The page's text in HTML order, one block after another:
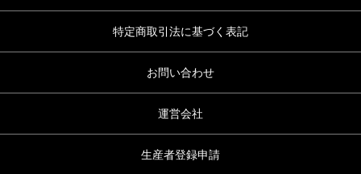
特定商取引法に基づく表記
お問い合わせ
運営会社
生産者登録申請